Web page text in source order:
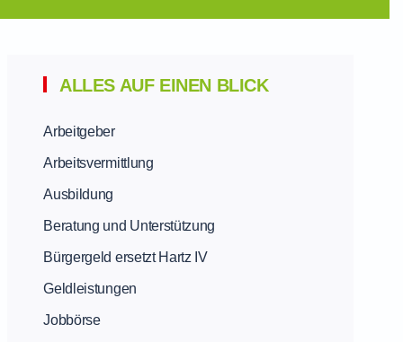
ALLES AUF EINEN BLICK
Arbeitgeber
Arbeitsvermittlung
Ausbildung
Beratung und Unterstützung
Bürgergeld ersetzt Hartz IV
Geldleistungen
Jobbörse